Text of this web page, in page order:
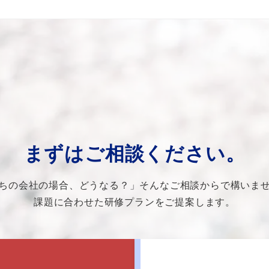
まずはご相談ください。
の会社の場合、どうなる？」そんなご相談からで構いま
課題に合わせた研修プランをご提案します。